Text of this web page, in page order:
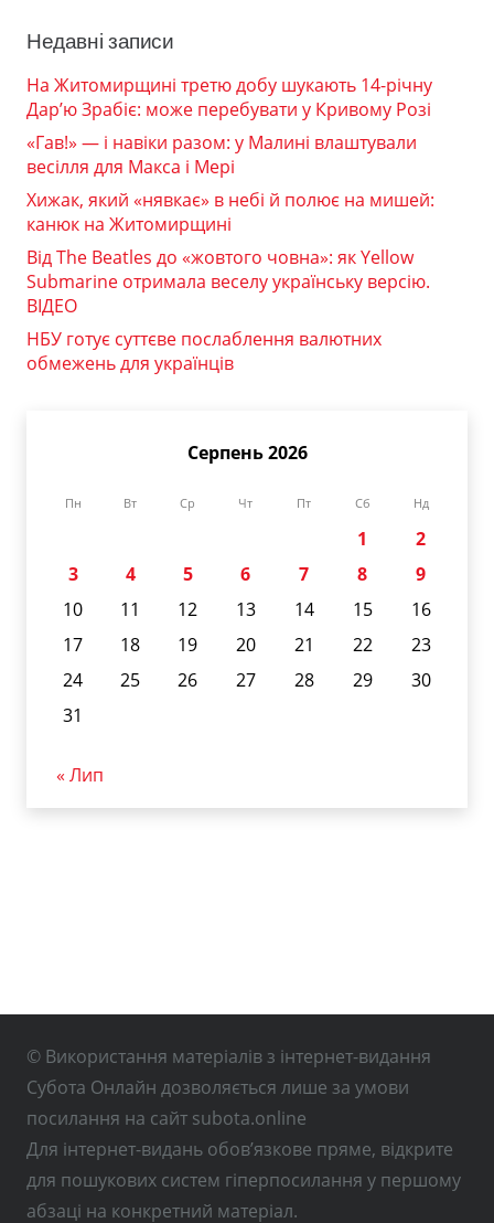
Недавні записи
На Житомирщині третю добу шукають 14-річну
Дар’ю Зрабіє: може перебувати у Кривому Розі
«Гав!» — і навіки разом: у Малині влаштували
весілля для Макса і Мері
Хижак, який «нявкає» в небі й полює на мишей:
канюк на Житомирщині
Від The Beatles до «жовтого човна»: як Yellow
Submarine отримала веселу українську версію.
ВІДЕО
НБУ готує суттєве послаблення валютних
обмежень для українців
Серпень 2026
Пн Вт Ср Чт Пт Сб Нд
1
2
3
4 5 6 7 8
9
10
11 12 13 14 15
16
17
18 19 20 21 22
23
24
25 26 27 28 29
30
31
« Лип
© Використання матеріалів з інтернет-видання
Субота Онлайн дозволяється лише за умови
посилання на сайт subota.online
Для інтернет-видань обов’язкове пряме, відкрите
для пошукових систем гіперпосилання у першому
абзаці на конкретний матеріал.